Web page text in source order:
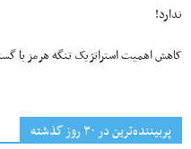
ندارد!
کاهش اهمیت استراتژیک تنگه‌ هرمز با
پربیننده‌ترین‌ در ۳۰ روز گذشته